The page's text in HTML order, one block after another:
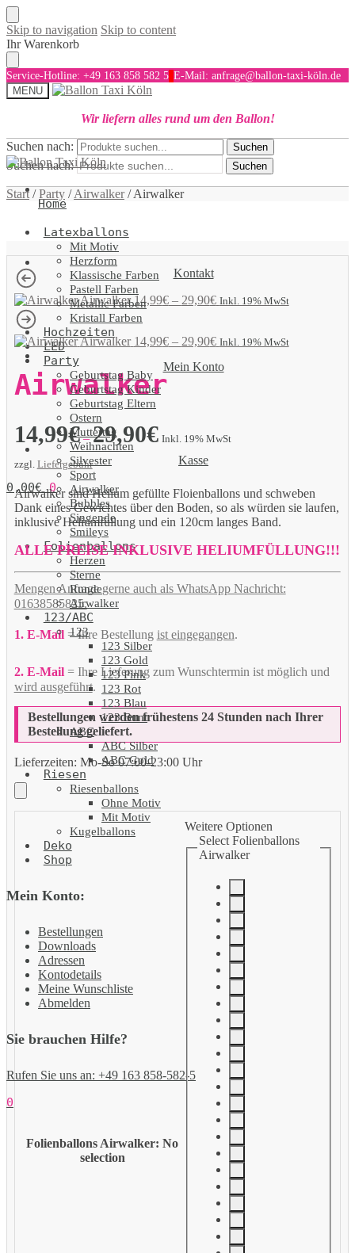
Skip to navigation Skip to content
Ihr Warenkorb
Service-Hotline: +49 163 858 582 5 E-Mail: anfrage@ballon-taxi-köln.de
MENU
Wir liefern alles rund um den Ballon!
Suchen nach: Suchen
Kontakt
Mein Konto
Kasse
0,00€ 0
Suchen nach: Suchen
Home
Latexballons
Mit Motiv
Herzform
Klassische Farben
Pastell Farben
Metallic Farben
Kristall Farben
Hochzeiten
LED
Party
Geburtstag Baby
Geburtstag Kinder
Geburtstag Eltern
Ostern
Muttertag
Weihnachten
Silvester
Sport
Airwalker
Bubbles
Singende
Smileys
Folienballons
Herzen
Sterne
Runde
Airwalker
123/ABC
123
123 Silber
123 Gold
123 Pink
123 Rot
123 Blau
123 Bunt
ABC
ABC Silber
ABC Gold
Riesen
Riesenballons
Ohne Motiv
Mit Motiv
Kugelballons
Deko
Shop
Mein Konto:
Bestellungen
Downloads
Adressen
Kontodetails
Meine Wunschliste
Abmelden
Sie brauchen Hilfe?
Rufen Sie uns an: +49 163 858-582-5
0
Start /Party /Airwalker/Airwalker
Airwalker 14,99€– 29,90€ Inkl. 19% MwSt
Airwalker 14,99€– 29,90€ Inkl. 19% MwSt
Airwalker
14,99€–29,90€ Inkl. 19% MwSt
zzgl. Liefergebühr
Airwalker sind Helium gefüllte Floienballons und schweben
Dank eines Gewichtes über den Boden, so als würden sie laufen,
inklusive Heliumfüllung und ein 120cm langes Band.
ALLE PREISE INKLUSIVE HELIUMFÜLLUNG!!!
Mengen Anfrage gerne auch als WhatsApp Nachricht:
01638585825.
1. E-Mail= Ihre Bestellung ist eingegangen.
2. E-Mail= Ihre Lieferung zum Wunschtermin ist möglich und
wird ausgeführt.
Bestellungen werden frühestens 24 Stunden nach Ihrer
Bestellung geliefert.
Lieferzeiten: Mo-So 07:00-23:00 Uhr
Folienballons Airwalker: No
selection
Weitere Optionen
Select Folienballons
Airwalker